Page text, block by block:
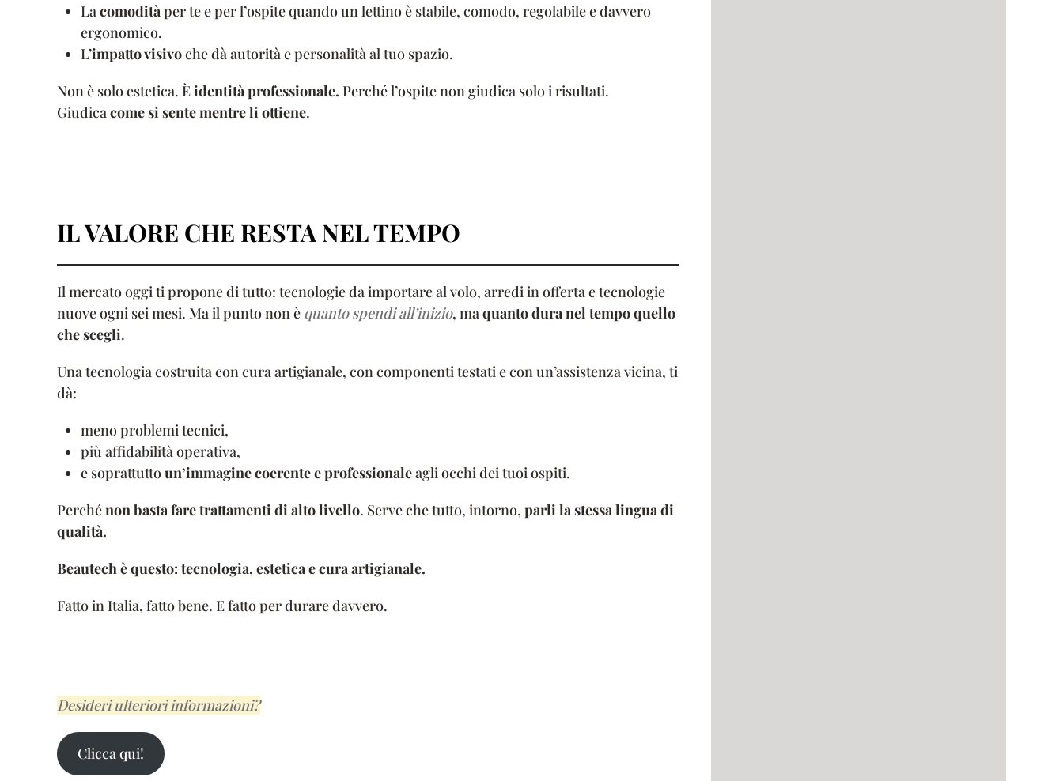
Lacomoditàper te e per l’ospite quando un lettino è stabile, comodo, regolabile e davvero
ergonomico.
L’impatto visivoche dà autorità e personalità al tuo spazio.
Non è solo estetica. Èidentità professionale. Perché l’ospite non giudica solo i risultati.
Giudicacome si sente mentre li ottiene.
IL VALORE CHE RESTA NEL TEMPO
Il mercato oggi ti propone di tutto: tecnologie da importare al volo, arredi in offerta e tecnologie
nuove ogni sei mesi. Ma il punto non è quanto spendi all’inizio, maquanto dura nel tempo quello
che scegli.
Una tecnologia costruita con cura artigianale, con componenti testati e con un’assistenza vicina, ti
dà:
meno problemi tecnici,
più affidabilità operativa,
e soprattuttoun’immagine coerente e professionaleagli occhi dei tuoi ospiti.
Perchénon basta fare trattamenti di alto livello. Serve che tutto, intorno, parli la stessa lingua di
qualità.
Beautech è questo: tecnologia, estetica e cura artigianale.
Fatto in Italia, fatto bene. E fatto per durare davvero.
Desideri ulteriori informazioni?
Clicca qui!